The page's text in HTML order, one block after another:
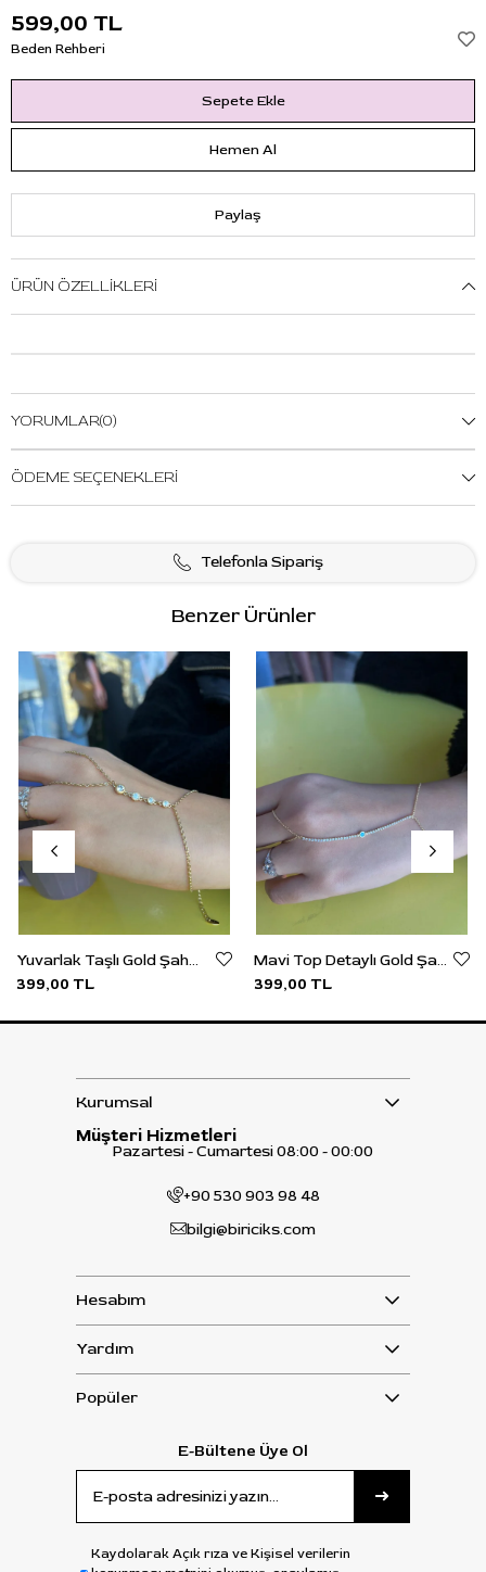
599,00 TL
Beden Rehberi
Paylaş
ÜRÜN ÖZELLIKLERI
YORUMLAR(0)
ÖDEME SEÇENEKLERI
Telefonla Sipariş
Benzer Ürünler
Yuvarlak Taşlı Gold Şahmeran
399,00 TL
Mavi Top Detaylı Gold Şahmeran
399,00 TL
Kurumsal
Müşteri Hizmetleri
Pazartesi - Cumartesi 08:00 - 00:00
+90 530 903 98 48
bilgi@biriciks.com
Hesabım
Yardım
Popüler
E-Bültene Üye Ol
Kaydolarak Açık rıza ve Kişisel verilerin